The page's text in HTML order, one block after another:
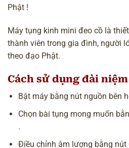
Phật !
Máy tụng kinh mini đeo cồ là
thành viên trong gia đình, người
theo đạo Phật.
Cách sử dụng đài
Bật máy bằng nút nguồn bên
Chọn bài tụng mong muốn
.
Điều chỉnh âm lượng bằng nút